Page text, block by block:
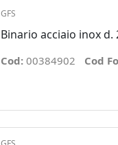
GFS
Binario acciaio inox d.
Cod: 00384902 Cod